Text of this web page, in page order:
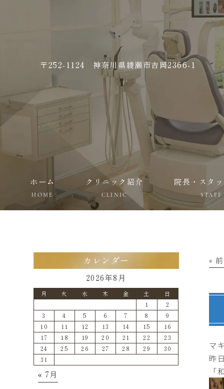
〒252-1124 神奈川県綾瀬市吉岡2366-1
ホーム
HOME
クリニック紹介
CLINIC
院長・スタ
STAFF
«
マ
昨
「
カレンダー
2026年8月
月 火 水 木 金 土
日
1
2
3
4 5 6 7 8
9
10
11 12 13 14 15
16
17
18 19 20 21 22
23
24
25 26 27 28 29
30
31
« 7月